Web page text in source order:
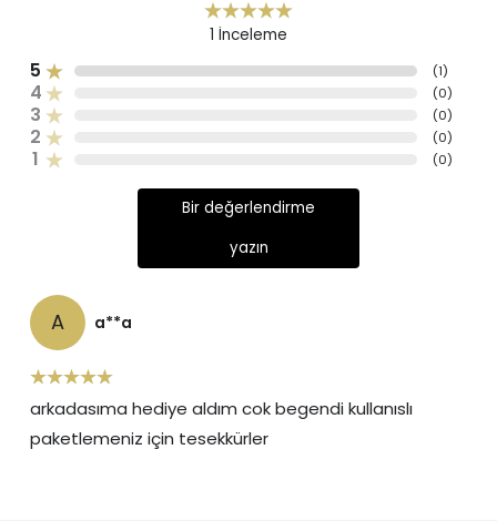
1 İnceleme
5 (1)
4 (0)
3 (0)
2 (0)
1 (0)
Bir değerlendirme
yazın
A a**a
arkadasıma hediye aldım cok begendi kullanıslı
paketlemeniz için tesekkürler